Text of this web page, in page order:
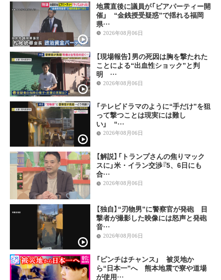
地震直後に議員が「ビアパーティー開
催」 “金銭授受疑惑”で揺れる福岡
県…
2026年08月06日
【現場報告】男の死因は胸を撃たれた
ことによる“出血性ショック”と判
明 …
2026年08月06日
「テレビドラマのように“手だけ”を狙
って撃つことは現実には難し
い」 “…
2026年08月06日
【解説】「トランプさんの焦りマック
スに」米・イラン交渉『5、6日にも
合…
2026年08月06日
【独自】“刃物男”に警察官が発砲 目
撃者が撮影した映像には怒声と発砲
音…
2026年08月06日
「ピンチはチャンス」 被災地か
ら“日本一”へ 熊本地震で寮や道場
が使用…